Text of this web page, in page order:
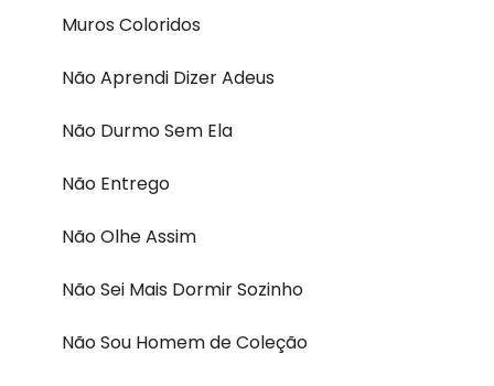
Muros Coloridos
Não Aprendi Dizer Adeus
Não Durmo Sem Ela
Não Entrego
Não Olhe Assim
Não Sei Mais Dormir Sozinho
Não Sou Homem de Coleção